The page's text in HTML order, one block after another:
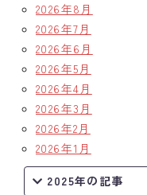
クラブのあゆみ
クラブの歴史
歴代会長・幹事
記念誌
案内
2026年8月
2026年7月
2026年6月
2026年5月
2026年4月
2026年3月
2026年2月
2026年1月
2025年の記事